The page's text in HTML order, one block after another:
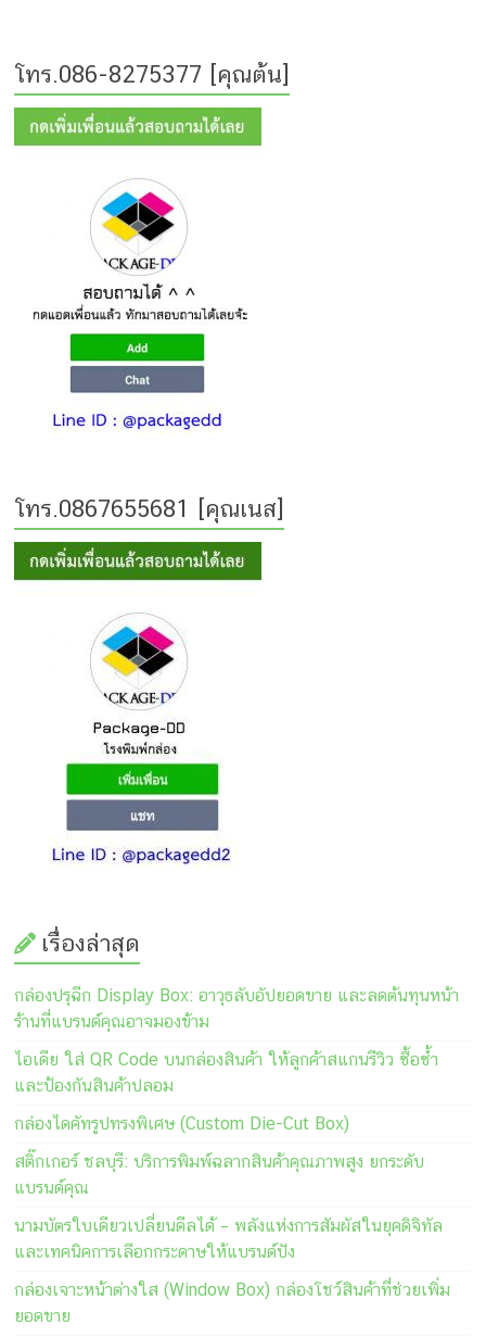
โทร.086-8275377 [คุณต้น]
โทร.0867655681 [คุณเนส]
เรื่องล่าสุด
กล่องปรุฉีก Display Box: อาวุธลับอัปยอดขาย และลดต้นทุนหน้า
ร้านที่แบรนด์คุณอาจมองข้าม
ไอเดีย ใส่ QR Code บนกล่องสินค้า ให้ลูกค้าสแกนรีวิว ซื้อซ้ำ
และป้องกันสินค้าปลอม
กล่องไดคัทรูปทรงพิเศษ (Custom Die-Cut Box)
สติ๊กเกอร์ ชลบุรี: บริการพิมพ์ฉลากสินค้าคุณภาพสูง ยกระดับ
แบรนด์คุณ
นามบัตรใบเดียวเปลี่ยนดีลได้ – พลังแห่งการสัมผัสในยุคดิจิทัล
และเทคนิคการเลือกกระดาษให้แบรนด์ปัง
กล่องเจาะหน้าต่างใส (Window Box) กล่องโชว์สินค้าที่ช่วยเพิ่ม
ยอดขาย